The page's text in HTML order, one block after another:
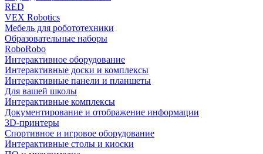
RED
VEX Robotics
Мебель для робототехники
Образовательные наборы
RoboRobo
Интерактивное оборудование
Интерактивные доски и комплексы
Интерактивные панели и планшеты
Для вашей школы
Интерактивные комплексы
Документирование и отображение информации
3D-принтеры
Спортивное и игровое оборудование
Интерактивные столы и киоски